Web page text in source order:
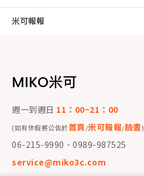
米可報報
MIKO米可
週一到週日 11：00~21：00
(如有休假將公告於首頁/米可報報/臉書)
06-215-9990、0989-987525
service@miko3c.com